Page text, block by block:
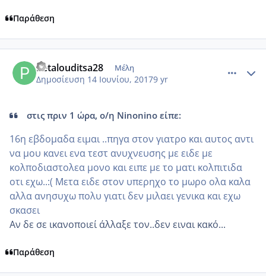
Παράθεση
Petalouditsa28 Μέλη
Δημοσίευση 14 Ιουνίου, 20179 yr
στις πριν 1 ώρα, ο/η Ninonino είπε:
16η εβδομαδα ειμαι ..πηγα στον γιατρο και αυτος αντι
να μου κανει ενα τεστ ανυχνευσης με ειδε με
κολποδιαστολεα μονο και ειπε με το ματι κολπιτιδα
οτι εχω..:( Μετα ειδε στον υπερηχο το μωρο ολα καλα
αλλα ανησυχω πολυ γιατι δεν μιλαει γενικα και εχω
σκασει
Αν δε σε ικανοποιεί άλλαξε τον..δεν ειναι κακό...
Παράθεση